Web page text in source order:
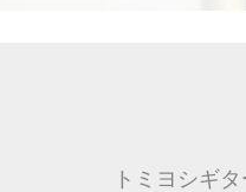
トミヨシギ